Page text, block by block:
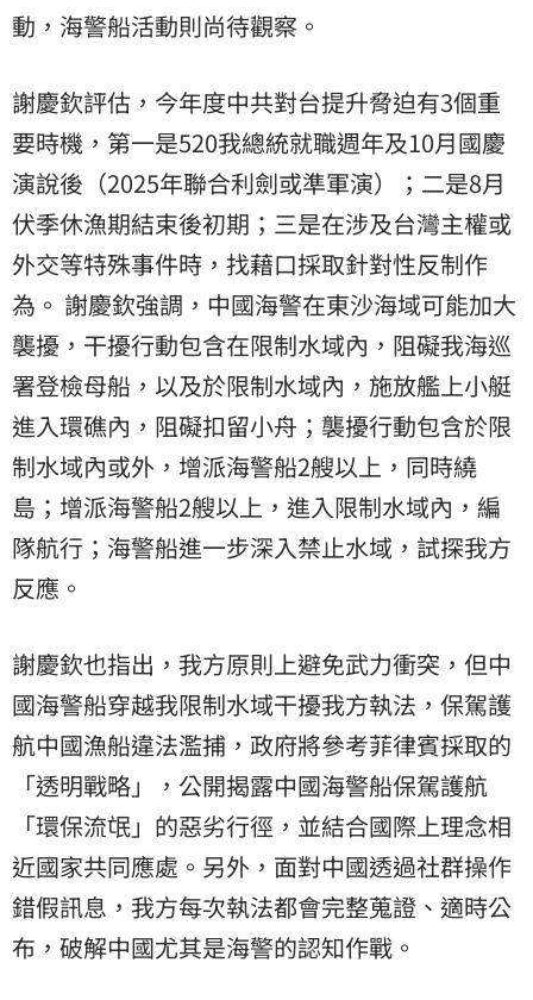
動，海警船活動則尚待觀察。
謝慶欽評估，今年度中共對台提升脅迫有3個重
要時機，第一是520我總統就職週年及10月國慶
演說後（2025年聯合利劍或準軍演）；二是8月
伏季休漁期結束後初期；三是在涉及台灣主權或
外交等特殊事件時，找藉口採取針對性反制作
為。 謝慶欽強調，中國海警在東沙海域可能加大
襲擾，干擾行動包含在限制水域內，阻礙我海巡
署登檢母船，以及於限制水域內，施放艦上小艇
進入環礁內，阻礙扣留小舟；襲擾行動包含於限
制水域內或外，增派海警船2艘以上，同時繞
島；增派海警船2艘以上，進入限制水域內，編
隊航行；海警船進一步深入禁止水域，試探我方
反應。
謝慶欽也指出，我方原則上避免武力衝突，但中
國海警船穿越我限制水域干擾我方執法，保駕護
航中國漁船違法濫捕，政府將參考菲律賓採取的
「透明戰略」，公開揭露中國海警船保駕護航
「環保流氓」的惡劣行徑，並結合國際上理念相
近國家共同應處。另外，面對中國透過社群操作
錯假訊息，我方每次執法都會完整蒐證、適時公
布，破解中國尤其是海警的認知作戰。